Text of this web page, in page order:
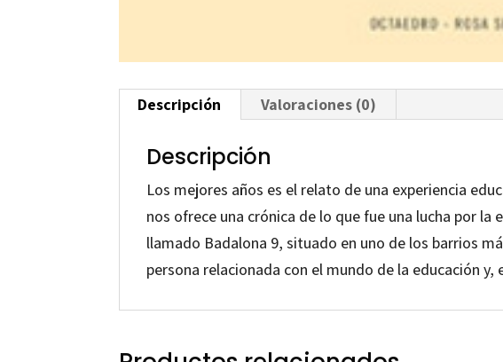
Descripción Valoraciones (0)
Descripción
Los mejores años es el relato de una experiencia
nos ofrece una crónica de lo que fue una lucha por
llamado Badalona 9, situado en uno de los barrios
persona relacionada con el mundo de la educación